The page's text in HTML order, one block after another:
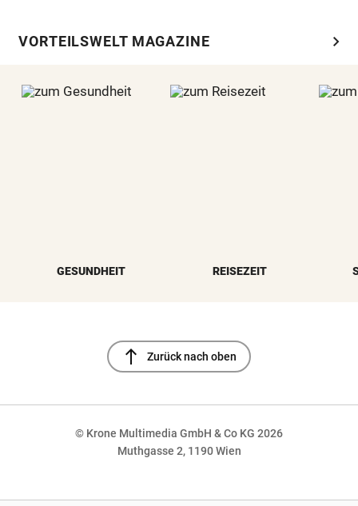
VORTEILSWELT MAGAZINE chevron_right
GESUNDHEIT REISEZEIT
north Zurück nach oben
© Krone Multimedia GmbH & Co KG 2026
Muthgasse 2, 1190 Wien